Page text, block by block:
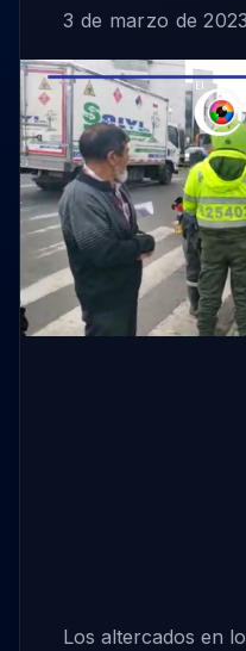
3 de marzo de 2023
Los altercados en